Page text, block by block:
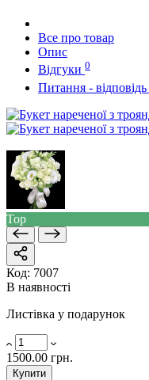
Все про товар
Опис
Відгуки 0
Питання - відповідь
Top
Код: 7007
В наявності
Листівка у подарунок
1500.00 грн.
Купити